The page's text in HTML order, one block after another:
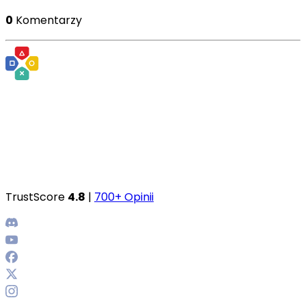
0 Komentarzy
TrustScore 4.8 | 700+ Opinii